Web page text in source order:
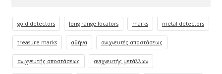
gold detectors long range locators marks metal detectors
treasure marks αθήνα ανιχνευτές αποστάσεως
ανιχνευτής αποστάσεως ανιχνευτής μετάλλων